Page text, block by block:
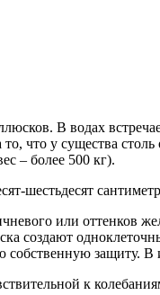
В водах
у существа столь
– более 500 кг).
шестьдесят
или оттенков
создают
собственную защиту.
к